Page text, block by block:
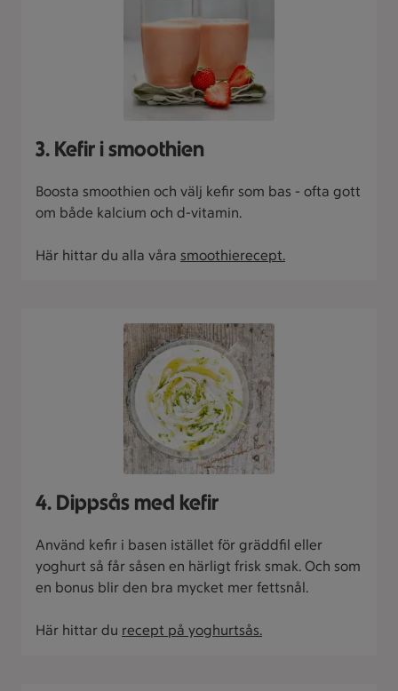
3. Kefir i smoothien
Boosta smoothien och välj kefir som bas - ofta gott
om både kalcium och d-vitamin.
Här hittar du alla våra smoothierecept.
4. Dippsås med kefir
Använd kefir i basen istället för gräddfil eller
yoghurt så får såsen en härligt frisk smak. Och som
en bonus blir den bra mycket mer fettsnål.
Här hittar du recept på yoghurtsås.